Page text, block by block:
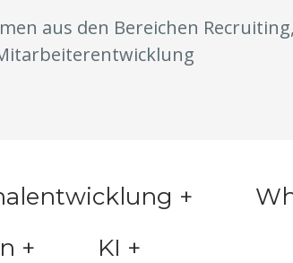
aus den Bereichen Recruiting,
+
+ KI +